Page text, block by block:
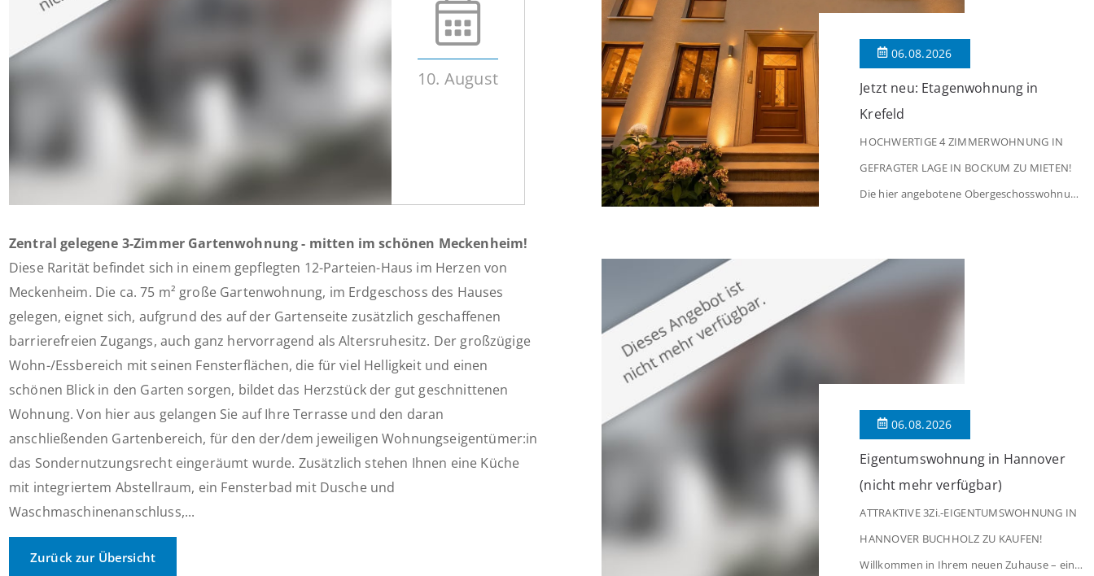
10. August
Zentral gelegene 3-Zimmer Gartenwohnung - mitten im schönen Meckenheim!
Diese Rarität befindet sich in einem gepflegten 12-Parteien-Haus im Herzen von
Meckenheim. Die ca. 75 m² große Gartenwohnung, im Erdgeschoss des Hauses
gelegen, eignet sich, aufgrund des auf der Gartenseite zusätzlich geschaffenen
barrierefreien Zugangs, auch ganz hervorragend als Altersruhesitz. Der großzügige
Wohn-/Essbereich mit seinen Fensterflächen, die für viel Helligkeit und einen
schönen Blick in den Garten sorgen, bildet das Herzstück der gut geschnittenen
Wohnung. Von hier aus gelangen Sie auf Ihre Terrasse und den daran
anschließenden Gartenbereich, für den der/dem jeweiligen Wohnungseigentümer:in
das Sondernutzungsrecht eingeräumt wurde. Zusätzlich stehen Ihnen eine Küche
mit integriertem Abstellraum, ein Fensterbad mit Dusche und
Waschmaschinenanschluss,...
Zurück zur Übersicht
06.08.2026
Jetzt neu: Etagenwohnung in
Krefeld
HOCHWERTIGE 4 ZIMMERWOHNUNG IN
GEFRAGTER LAGE IN BOCKUM ZU MIETEN!
Die hier angebotene Obergeschosswohnung
von Krefeld-Bockum. Mit einer Wohnfläche
06.08.2026
Eigentumswohnung in Hannover
(nicht mehr verfügbar)
ATTRAKTIVE 3Zi.-EIGENTUMSWOHNUNG IN
HANNOVER BUCHHOLZ ZU KAUFEN!
Willkommen in Ihrem neuen Zuhause – einer